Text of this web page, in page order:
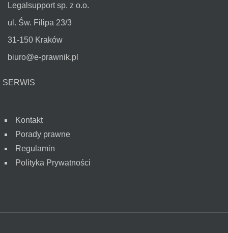
Legalsupport sp. z o.o.
ul. Św. Filipa 23/3
31-150 Kraków
biuro@e-prawnik.pl
SERWIS
Kontakt
Porady prawne
Regulamin
Polityka Prywatności